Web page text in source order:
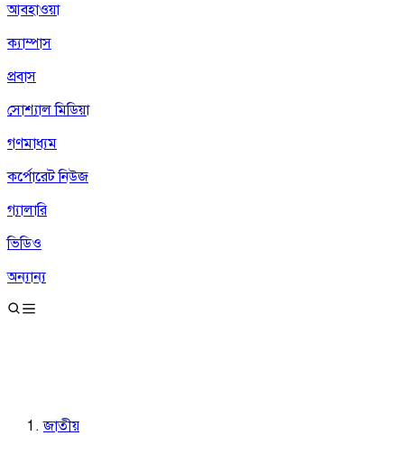
আবহাওয়া
ক্যাম্পাস
প্রবাস
সোশ্যাল মিডিয়া
গণমাধ্যম
কর্পোরেট নিউজ
গ্যালারি
ভিডিও
অন্যান্য
জাতীয়